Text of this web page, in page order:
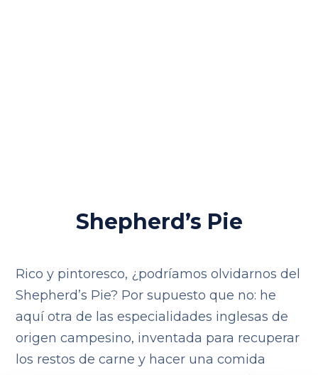
Shepherd’s Pie
Rico y pintoresco, ¿podríamos olvidarnos del
Shepherd’s Pie? Por supuesto que no: he
aquí otra de las especialidades inglesas de
origen campesino, inventada para recuperar
los restos de carne y hacer una comida